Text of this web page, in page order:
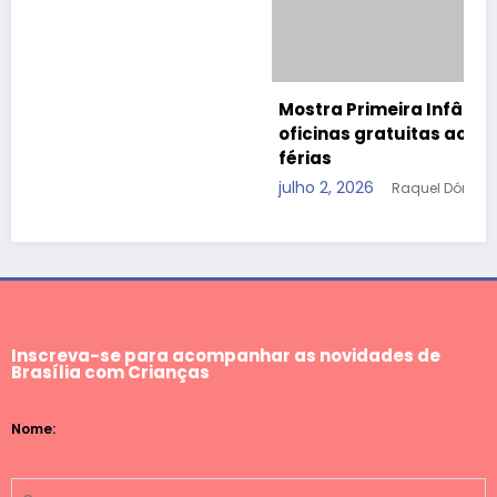
Inscreva-se para acompanhar as novidades de
Brasília com Crianças
Nome: